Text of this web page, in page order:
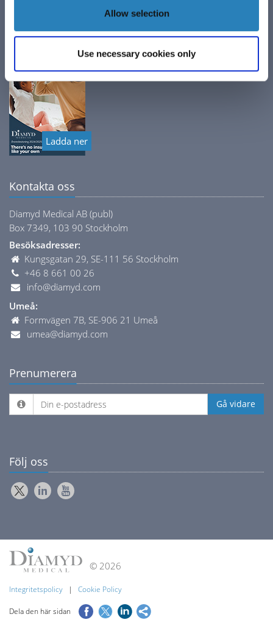
Allow selection
Use necessary cookies only
13 november 2025
Ladda ner
Kontakta oss
Diamyd Medical AB (publ)
Box 7349, 103 90 Stockholm
Besöksadresser:
Kungsgatan 29, SE-111 56 Stockholm
+46 8 661 00 26
info@diamyd.com
Umeå:
Formvägen 7B, SE-906 21 Umeå
umea@diamyd.com
Prenumerera
Följ oss
© 2026
Integritetspolicy | Cookie Policy
Dela den här sidan